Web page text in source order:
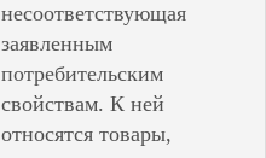
несоответствующая
заявленным
потребительским
свойствам. К ней
относятся товары,